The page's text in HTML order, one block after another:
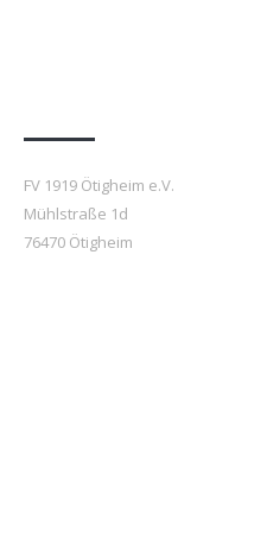
FV 1919 Ötigheim e.V.
Mühlstraße 1d
76470 Ötigheim